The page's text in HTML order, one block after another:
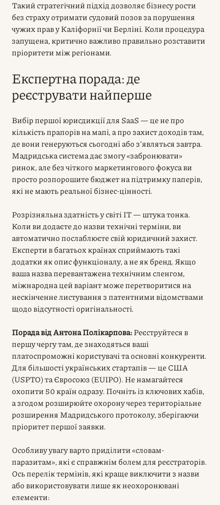
Такий стратегічний підхід дозволяє бізнесу рости
без страху отримати судовий позов за порушення
чужих прав у Каліфорнії чи Берліні. Коли процедура
запущена, критично важливо правильно розставити
пріоритети між регіонами.
Експертна порада: де
реєструвати найперше
Вибір першої юрисдикції для SaaS — це не про
кількість прапорів на мапі, а про захист доходів там,
де вони генеруються сьогодні або з’являться завтра.
Мадридська система дає змогу «забронювати»
ринок, але без чіткого маркетингового фокуса ви
просто розпорошите бюджет на підтримку паперів,
які не мають реальної бізнес-цінності.
Розрізняльна здатність у світі IT — штука тонка.
Коли ви додаєте до назви технічні терміни, ви
автоматично послаблюєте свій юридичний захист.
Експерти в багатьох країнах сприймають такі
додатки як опис функціоналу, а не як бренд. Якщо
ваша назва перевантажена технічним сленгом,
міжнародна цей варіант може перетворитися на
нескінченне листування з патентними відомствами
щодо відсутності оригінальності.
Порада від Антона Полікарпова:Реєструйтеся в
першу чергу там, де знаходяться ваші
платоспроможні користувачі та основні конкуренти.
Для більшості українських стартапів — це США
(USPTO) та Євросоюз (EUIPO). Не намагайтеся
охопити 50 країн одразу. Почніть із ключових хабів,
а згодом розширюйте охорону через територіальне
розширення Мадридського протоколу, зберігаючи
пріоритет першої заявки.
Особливу увагу варто приділити «словам-
паразитам», які є справжнім болем для реєстраторів.
Ось перелік термінів, які краще виключити з назви
або використовувати лише як неохоронювані
елементи: